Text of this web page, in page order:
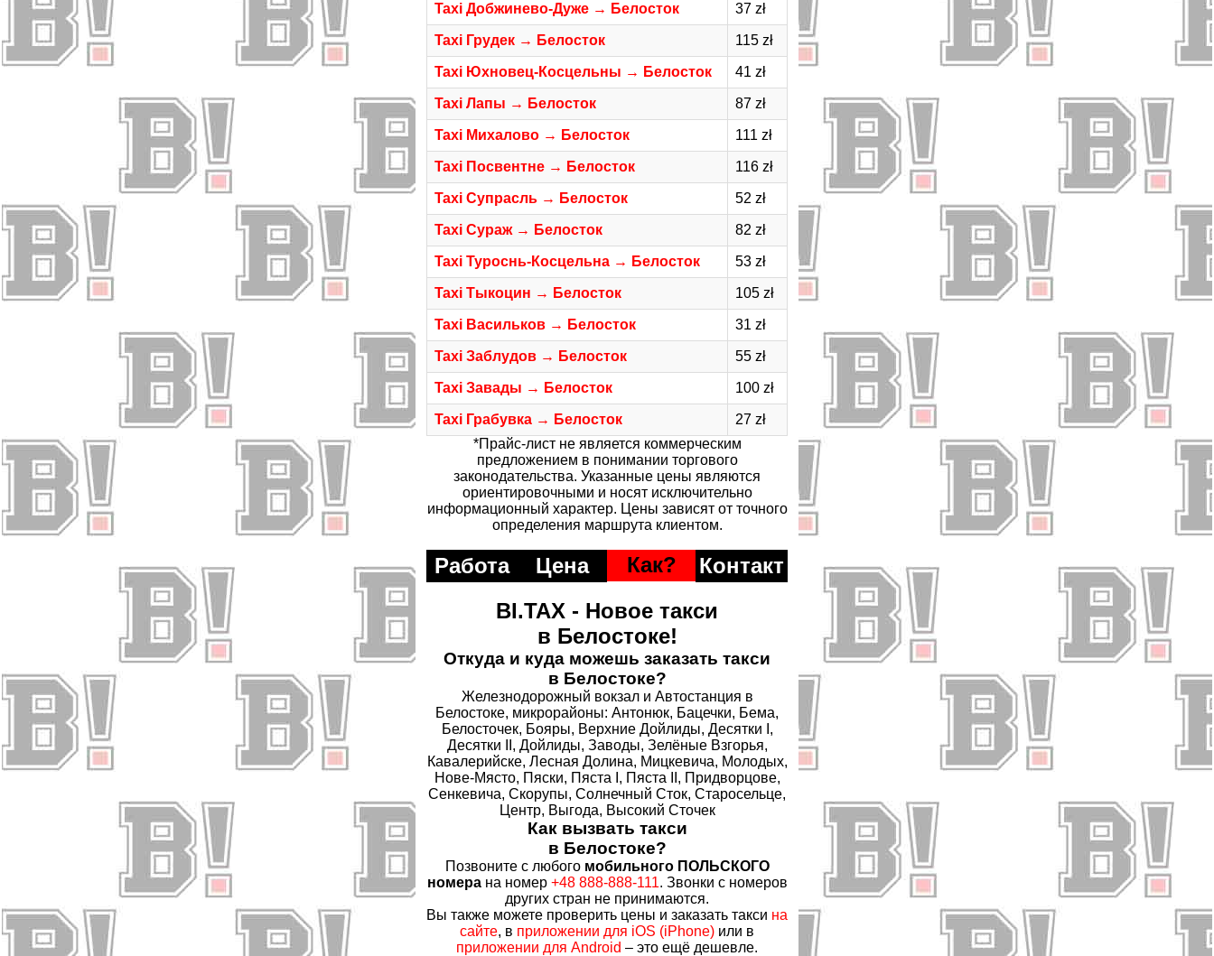
Taxi Добжинево-Дуже → Белосток 37 zł
Taxi Грудек → Белосток 115 zł
Taxi Юхновец-Косцельны → Белосток 41 zł
Taxi Лапы → Белосток 87 zł
Taxi Михалово → Белосток 111 zł
Taxi Посвентне → Белосток 116 zł
Taxi Супрасль → Белосток 52 zł
Taxi Сураж → Белосток 82 zł
Taxi Туроснь-Косцельна → Белосток 53 zł
Taxi Тыкоцин → Белосток 105 zł
Taxi Васильков → Белосток 31 zł
Taxi Заблудов → Белосток 55 zł
Taxi Завады → Белосток 100 zł
Taxi Грабувка → Белосток
27 zł
*Прайс-лист не является коммерческим
предложением в понимании торгового
законодательства. Указанные цены являются
ориентировочными и носят исключительно
информационный характер. Цены зависят от точного
определения маршрута клиентом.
Работа Цена Как?
Контакт
BI.TAX - Новое такси
в Белостоке!
Откуда и куда можешь заказать такси
в Белостоке?
Железнодорожный вокзал и Автостанция в
Белостоке, микрорайоны: Антонюк, Бацечки, Бема,
Белосточек, Бояры, Верхние Дойлиды, Десятки I,
Десятки II, Дойлиды, Заводы, Зелёные Взгорья,
Кавалерийске, Лесная Долина, Мицкевича, Молодых,
Нове-Място, Пяски, Пяста I, Пяста II, Придворцове,
Сенкевича, Скорупы, Солнечный Сток, Старосельце,
Центр, Выгода, Высокий Сточек
Как вызвать такси
в Белостоке?
Позвоните с любого мобильного ПОЛЬСКОГО
номерана номер +48 888-888-111. Звонки с номеров
других стран не принимаются.
Вы также можете проверить цены и заказать такси на
сайте, в приложении для iOS (iPhone) или в
приложении для Android – это ещё дешевле.